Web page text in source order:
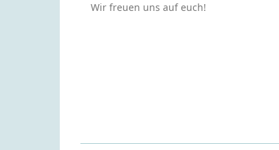
Wir freuen uns auf euch!